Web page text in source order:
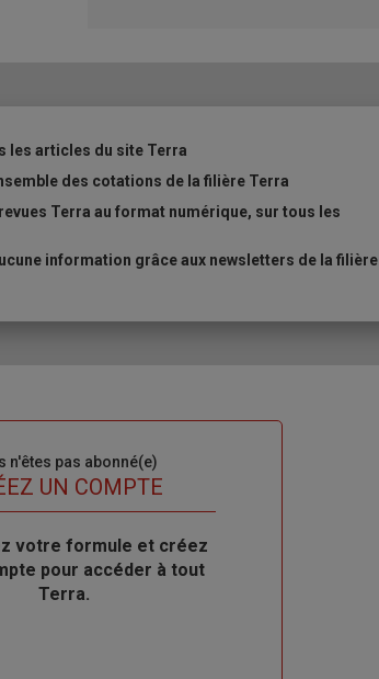
les articles du site Terra
des cotations de la filière Terra
Terra au format numérique, sur tous les
information grâce aux newsletters de la filière
n'êtes pas abonné(e)
UN COMPTE
votre formule et créez
pour accéder à tout
Terra.